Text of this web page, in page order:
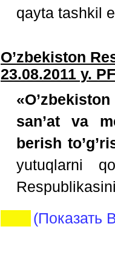
qayta tashkil
O’zbekiston
23.08.2011 y.
san’at va
berish
yutuqlarni
(Показать